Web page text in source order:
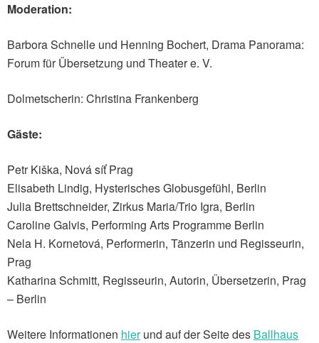
Moderation:
Barbora Schnelle und Henning Bochert, Drama Panorama:
Forum für Übersetzung und Theater e. V.
Dolmetscherin: Christina Frankenberg
Gäste:
Petr Kiška, Nová síť Prag
Elisabeth Lindig, Hysterisches Globusgefühl, Berlin
Julia Brettschneider, Zirkus Maria/Trio Igra, Berlin
Caroline Galvis, Performing Arts Programme Berlin
Nela H. Kornetová, Performerin, Tänzerin und Regisseurin,
Prag
Katharina Schmitt, Regisseurin, Autorin, Übersetzerin, Prag
– Berlin
Weitere Informationen hierund auf der Seite des Ballhaus